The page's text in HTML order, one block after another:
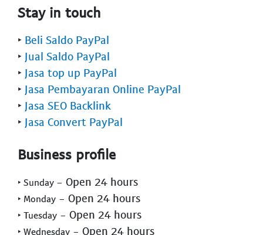
Stay in touch
‣ Beli Saldo PayPal
‣ Jual Saldo PayPal
‣ Jasa top up PayPal
‣ Jasa Pembayaran Online PayPal
‣ Jasa SEO Backlink
‣ Jasa Convert PayPal
Business profile
‣ Sunday - Open 24 hours
‣ Monday - Open 24 hours
‣ Tuesday - Open 24 hours
‣ Wednesday - Open 24 hours